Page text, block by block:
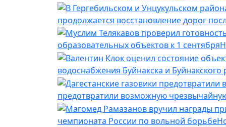
продолжается восстановление дорог
образовательных объектов к 1 сентября
водоснабжения Буйнакска и Буйнакского
предотвратили возможную
чемпионата России по вольной борьбе